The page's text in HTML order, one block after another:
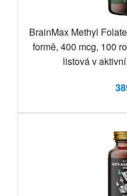
BrainMax Methyl
formě, 400 mcg, 100
listová v